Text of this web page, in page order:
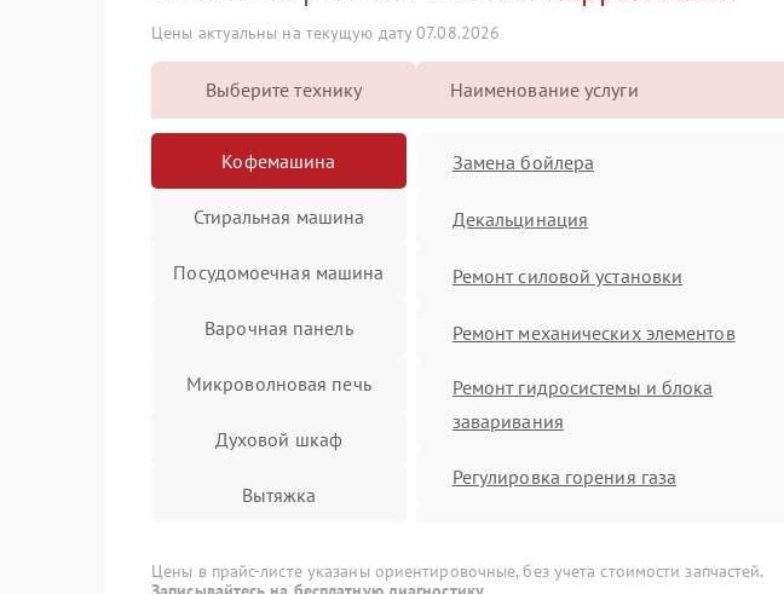
Цены актуальны на текущую дату 07.08.2026
Выберите технику
Кофемашина
Стиральная машина
Посудомоечная машина
Варочная панель
Микроволновая печь
Духовой шкаф
Вытяжка
Наименование услуги
Замена бойлера
Декальцинация
Ремонт силовой установки
Ремонт механических элементов
Ремонт гидросистемы и блока
заваривания
Регулировка горения газа
блока
Цены в прайс-листе указаны ориентировочные, без учета стоимости запчастей.